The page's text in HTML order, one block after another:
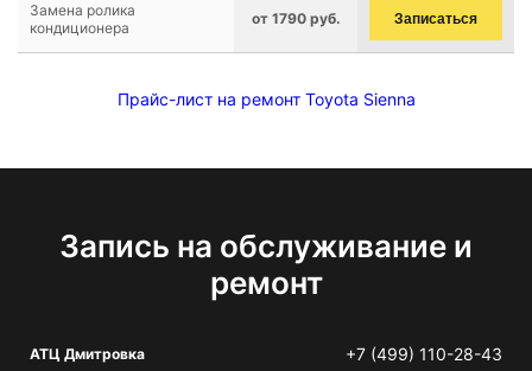
Замена ролика
кондиционера
от 1790 руб. Записаться
Прайс-лист на ремонт Toyota Sienna
Запись на обслуживание и
ремонт
АТЦ Дмитровка +7 (499) 110-28-43